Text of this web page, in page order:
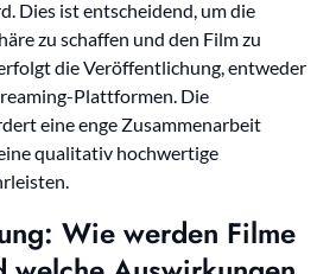
Dies ist entscheidend, um die
zu schaffen und den Film zu
die Veröffentlichung, entweder
Plattformen. Die
eine enge Zusammenarbeit
qualitativ hochwertige
Wie werden Filme